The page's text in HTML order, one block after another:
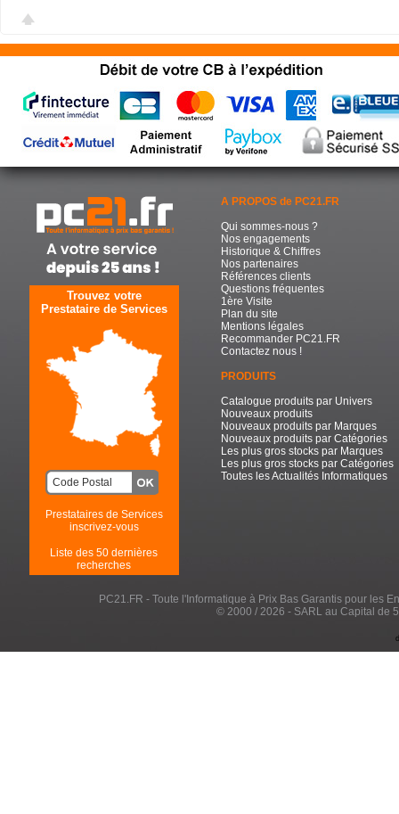
Trouvez votre
Prestataire de Services
Prestataires de Services
inscrivez-vous
Liste des 50 dernières
recherches
A PROPOS de PC21.FR
Qui sommes-nous ?
Nos engagements
Historique & Chiffres
Nos partenaires
Références clients
Questions fréquentes
1ère Visite
Plan du site
Mentions légales
Recommander PC21.FR
Contactez nous !
PRODUITS
Catalogue produits par Univers
Nouveaux produits
Nouveaux produits par Marques
Nouveaux produits par Catégories
Les plus gros stocks par Marques
Les plus gros stocks par Catégories
Toutes les Actualités Informatiques
PC21.FR - Toute l'Informatique à Prix Bas Garantis pour les
© 2000 / 2026 - SARL au Capital de